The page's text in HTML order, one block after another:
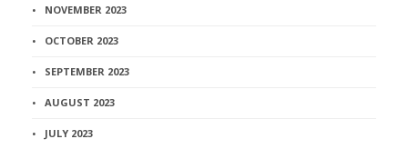
NOVEMBER 2023
OCTOBER 2023
SEPTEMBER 2023
AUGUST 2023
JULY 2023